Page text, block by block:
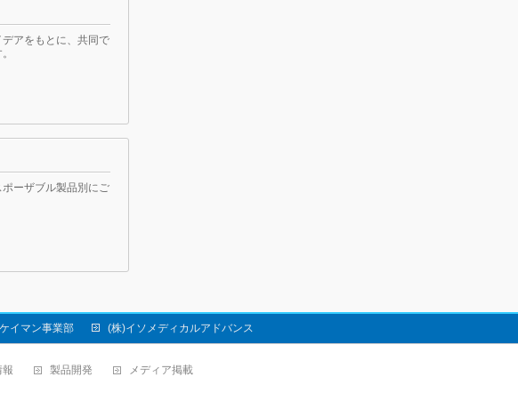
アをもとに、共同で
ーザブル製品別にご
ケイマン事業部 (株)イソメディカルアドバンス
報 製品開発 メディア掲載